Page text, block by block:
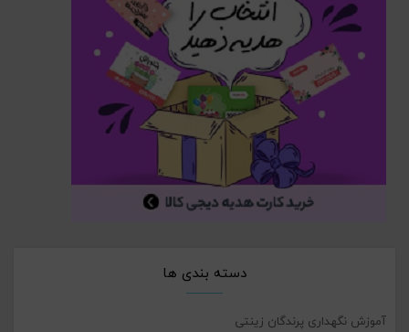
دسته بندی ها
آموزش نگهداری پرندگان زینتی